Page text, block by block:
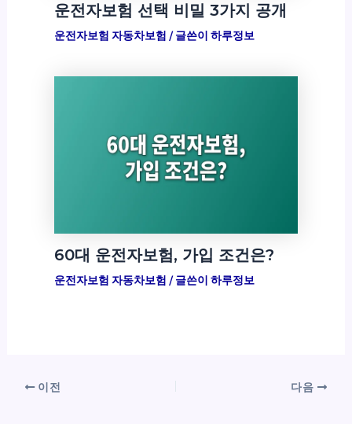
운전자보험 선택 비밀 3가지 공개
운전자보험 자동차보험 / 글쓴이 하루정보
60대 운전자보험, 가입 조건은?
운전자보험 자동차보험 / 글쓴이 하루정보
이전 다음